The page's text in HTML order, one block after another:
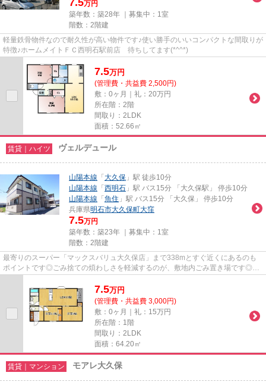
7.5万円
築年数：築28年 ｜募集中： 1室
階数：2階建
軽量鉄骨物件なので耐久性が高い物件です♪使い勝手のいいコンパクトな間取りが
特徴♪ホームメイトＦＣ西明石駅前店 待ちしてます(*^^*)
7.5万円
(管理費・共益費 2,500円)
敷：0ヶ月｜礼：20万円
所在階：2階
間取り：2LDK
面積：52.66㎡
賃貸｜ハイツ ヴェルデュール
山陽本線 「 大久保 」駅 徒歩10分
山陽本線 「 西明石 」駅 バス15分 「大久保駅」 停歩10分
山陽本線 「 魚住 」駅 バス15分 「大久保」 停歩10分
兵庫県明石市大久保町大窪
7.5万円
築年数：築23年 ｜募集中： 1室
階数：2階建
最寄りのスーパー「マックスバリュ大久保店」まで338mとすぐ近くにあるのも
ポイントです◎ごみ捨ての煩わしさを軽減するのが、敷地内ごみ置き場です◎駅
7.5万円
(管理費・共益費 3,000円)
敷：0ヶ月｜礼：15万円
所在階：1階
間取り：2LDK
面積：64.20㎡
賃貸｜マンション モアレ大久保